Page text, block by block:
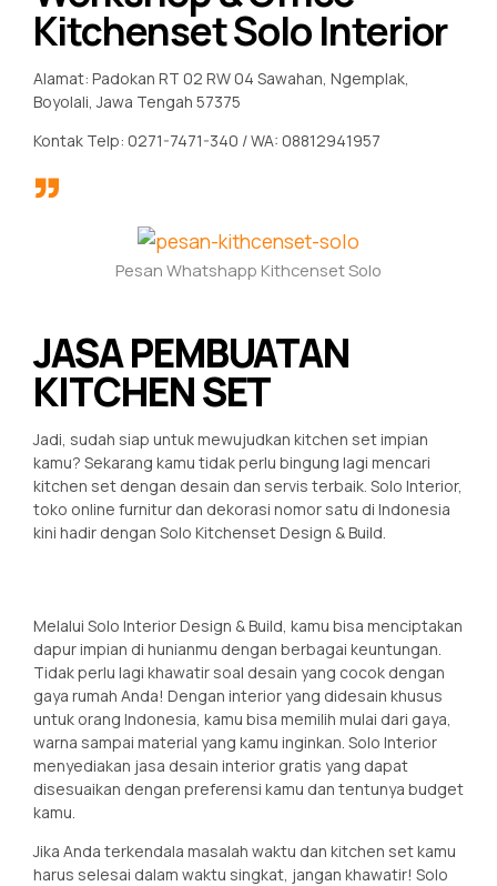
Kitchenset Solo Interior
Alamat: Padokan RT 02 RW 04 Sawahan, Ngemplak,
Boyolali, Jawa Tengah 57375
Kontak Telp: 0271-7471-340 / WA: 08812941957
Pesan Whatshapp Kithcenset Solo
JASA PEMBUATAN
KITCHEN SET
Jadi, sudah siap untuk mewujudkan kitchen set impian
kamu? Sekarang kamu tidak perlu bingung lagi mencari
kitchen set dengan desain dan servis terbaik. Solo Interior,
toko online furnitur dan dekorasi nomor satu di Indonesia
kini hadir dengan Solo Kitchenset Design & Build.
Melalui Solo Interior Design & Build, kamu bisa menciptakan
dapur impian di hunianmu dengan berbagai keuntungan.
Tidak perlu lagi khawatir soal desain yang cocok dengan
gaya rumah Anda! Dengan interior yang didesain khusus
untuk orang Indonesia, kamu bisa memilih mulai dari gaya,
warna sampai material yang kamu inginkan. Solo Interior
menyediakan jasa desain interior gratis yang dapat
disesuaikan dengan preferensi kamu dan tentunya budget
kamu.
Jika Anda terkendala masalah waktu dan kitchen set kamu
harus selesai dalam waktu singkat, jangan khawatir! Solo